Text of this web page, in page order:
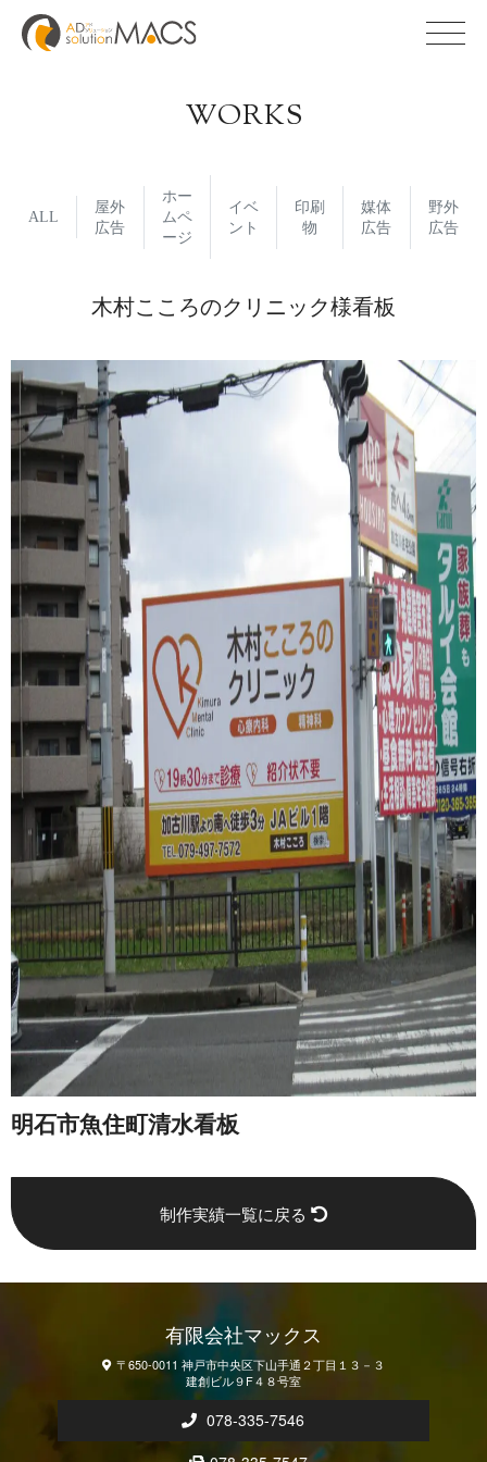
WORKS
ALL
屋外
広告
ホー
ムペ
ージ
イベ
ント
印刷
物
媒体
広告
野外
広告
木村こころのクリニック様看板
明石市魚住町清水看板
制作実績一覧に戻る
有限会社マックス
〒650-0011 神戸市中央区下山手通２丁目１３－３
建創ビル９F４８号室
078-335-7546